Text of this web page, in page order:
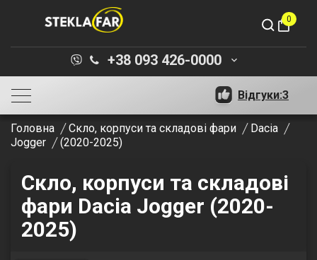
shopping_bag
0
+38 093 426-0000 keyboard_arrow_down
Відгуки:3
Головна Скло, корпуси та складові фари
Dacia
Jogger
(2020-2025)
Скло, корпуси та складові
фари Dacia Jogger (2020-
2025)